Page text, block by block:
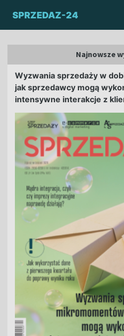
SPRZEDAZ-24
Najnowsze
Wyzwania sprzedaży w
jak sprzedawcy mogą
intensywne interakcje z